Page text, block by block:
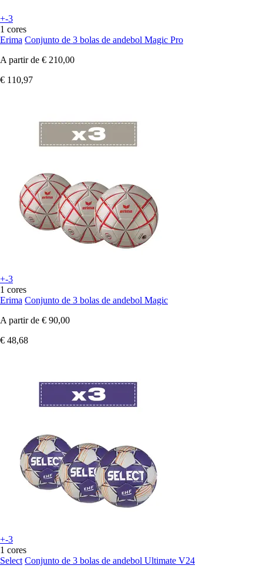
+-3
1 cores
Erima Conjunto de 3 bolas de andebol Magic Pro
A partir de € 210,00
€ 110,97
+-3
1 cores
Erima Conjunto de 3 bolas de andebol Magic
A partir de € 90,00
€ 48,68
+-3
1 cores
Select Conjunto de 3 bolas de andebol Ultimate V24